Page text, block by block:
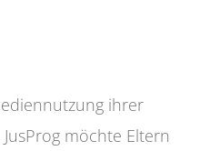
ihrer
möchte Eltern